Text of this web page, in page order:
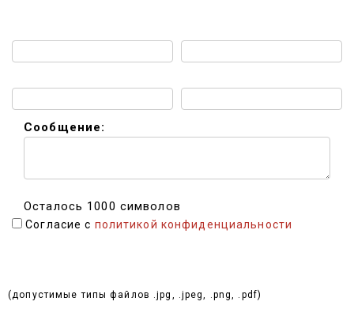
Сообщение:
Осталось 1000 символов
Согласие с политикой конфиденциальности
(допустимые типы файлов .jpg, .jpeg, .png, .pdf)